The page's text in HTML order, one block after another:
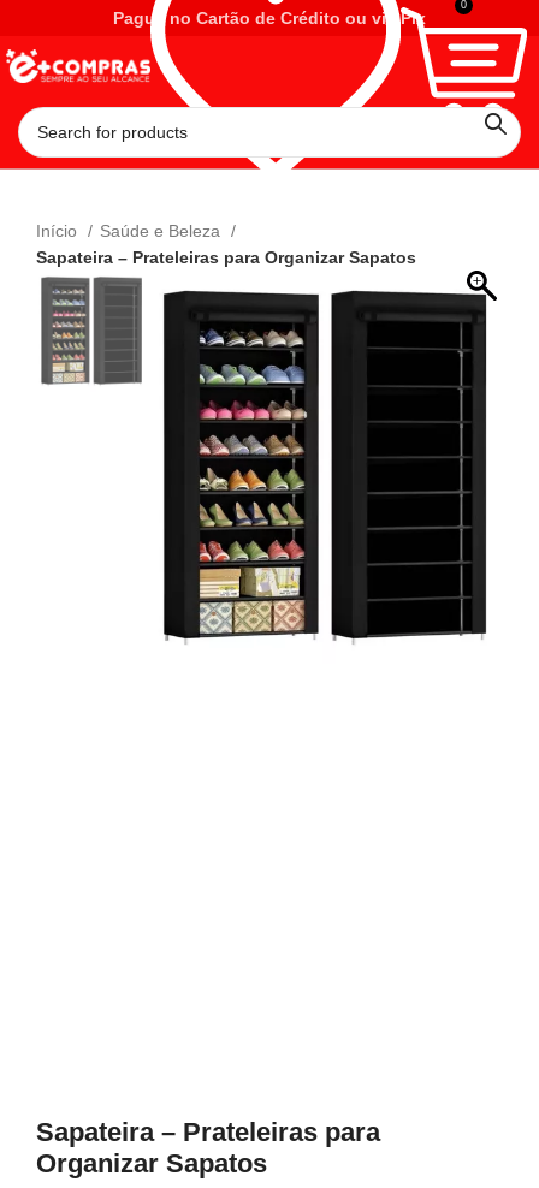
Pague no Cartão de Crédito ou via Pix
0
Início
Saúde e Beleza
Sapateira – Prateleiras para Organizar Sapatos
Sapateira – Prateleiras para
Organizar Sapatos